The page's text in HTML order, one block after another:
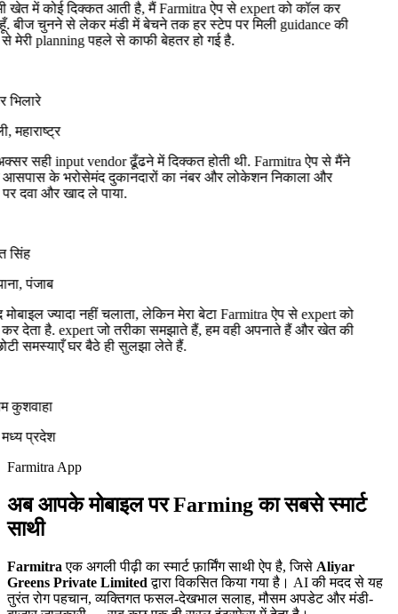
में कोई दिक्कत आती है, मैं Farmitra ऐप से expert को कॉल कर
बीज चुनने से लेकर मंडी में बेचने तक हर स्टेप पर मिली guidance की
planning पहले से काफी बेहतर हो गई है.
सही input vendor ढूँढने में दिक्कत होती थी. Farmitra ऐप से मैंने
के भरोसेमंद दुकानदारों का नंबर और लोकेशन निकाला और
दवा और खाद ले पाया.
पंजाब
ज्यादा नहीं चलाता, लेकिन मेरा बेटा Farmitra ऐप से expert को
देता है. expert जो तरीका समझाते हैं, हम वही अपनाते हैं और खेत की
समस्याएँ घर बैठे ही सुलझा लेते हैं.
कुशवाहा
प्रदेश
Farmitra App
अबआपके मोबाइल परFarming का सबसे स्मार्ट
साथी
Farmitra एक अगली पीढ़ी का स्मार्ट फ़ार्मिंग साथी ऐप है, जिसे Aliyar
Greens Private Limited द्वारा विकसित किया गया है। AI की मदद से यह
तुरंत रोग पहचान, व्यक्तिगत फसल-देखभाल सलाह, मौसम अपडेट और मंडी-